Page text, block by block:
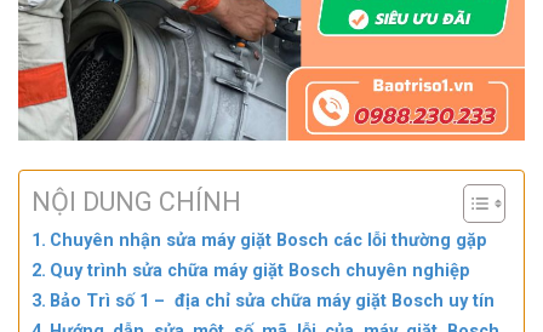
NỘI DUNG CHÍNH
Chuyên nhận sửa máy giặt Bosch các lỗi thường gặp
Quy trình sửa chữa máy giặt Bosch chuyên nghiệp
Bảo Trì số 1 – địa chỉ sửa chữa máy giặt Bosch uy tín